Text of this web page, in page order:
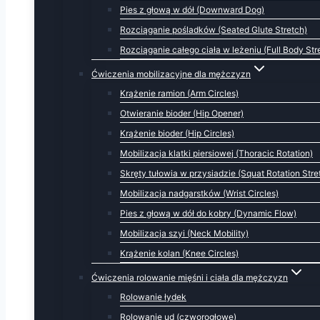
Pies z głową w dół (Downward Dog)
Rozciąganie pośladków (Seated Glute Stretch)
Rozciąganie całego ciała w leżeniu (Full Body
Ćwiczenia mobilizacyjne dla mężczyzn
Krążenie ramion (Arm Circles)
Otwieranie bioder (Hip Opener)
Krążenie bioder (Hip Circles)
Mobilizacja klatki piersiowej (Thoracic Rotation)
Skręty tułowia w przysiadzie (Squat Rotation
Mobilizacja nadgarstków (Wrist Circles)
Pies z głową w dół do kobry (Dynamic Flow)
Mobilizacja szyi (Neck Mobility)
Krążenie kolan (Knee Circles)
Ćwiczenia rolowanie mięśni i ciała dla mężczyzn
Rolowanie łydek
Rolowanie ud (czworogłowe)